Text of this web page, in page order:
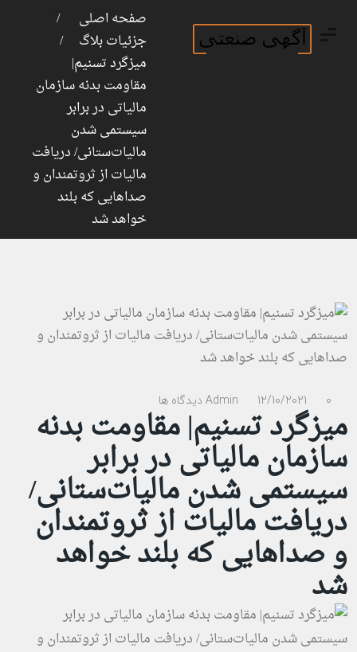
ورود
صفحه اصلی
جزئیات بلاگ
میزگرد تسنیم|
مقاومت بدنه سازمان
مالیاتی در برابر
سیستمی شدن
مالیات‌ستانی/ دریافت
مالیات از ثروتمندان و
صداهایی که بلند
خواهد شد
Admin 12/10/2021 0 دیدگاه ها
میزگرد تسنیم| مقاومت بدنه
سازمان مالیاتی در برابر
سیستمی شدن مالیات‌ستانی/
دریافت مالیات از ثروتمندان
و صداهایی که بلند خواهد
شد